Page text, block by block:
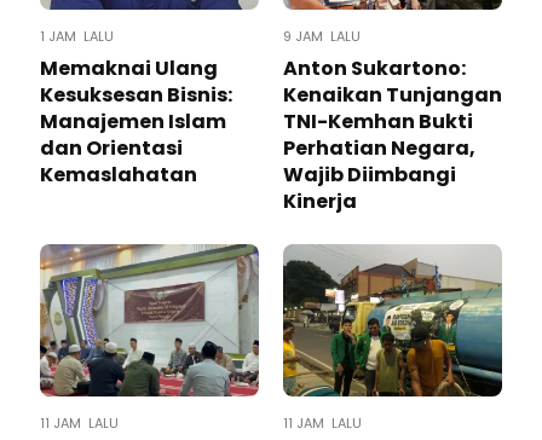
1 JAM LALU
Memaknai Ulang
Kesuksesan Bisnis:
Manajemen Islam
dan Orientasi
Kemaslahatan
9 JAM LALU
Anton Sukartono:
Kenaikan Tunjangan
TNI-Kemhan Bukti
Perhatian Negara,
Wajib Diimbangi
Kinerja
11 JAM LALU 11 JAM LALU